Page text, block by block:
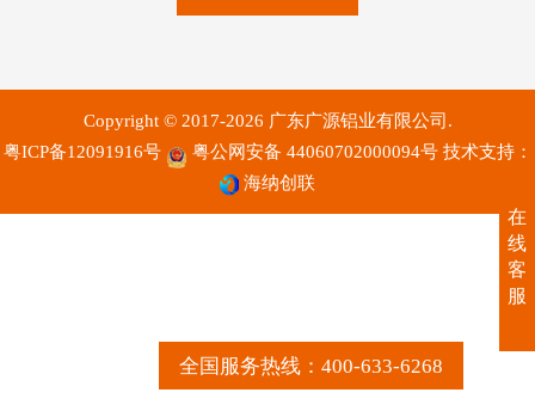
全国服务热线：400-633-6268
Copyright © 2017-2026 广东广源铝业有限公司.
粤ICP备12091916号
粤公网安备 44060702000094号 技术支持：
海纳创联
在
线
客
服